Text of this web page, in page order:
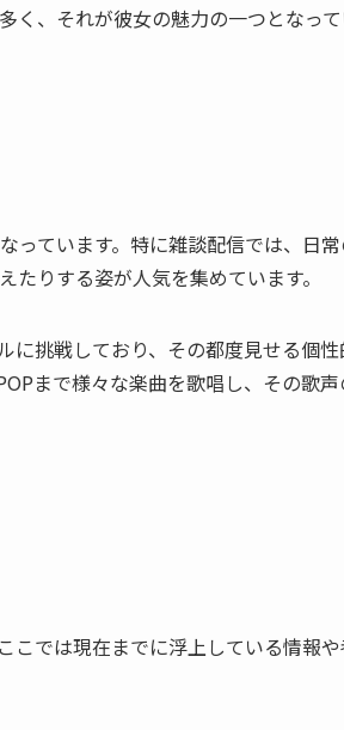
く、それが彼女の魅力の一つとなっ
っています。特に雑談配信では、日
りする姿が人気を集めています。
に挑戦しており、その都度見せる個性
まで様々な楽曲を歌唱し、その歌声
こでは現在までに浮上している情報